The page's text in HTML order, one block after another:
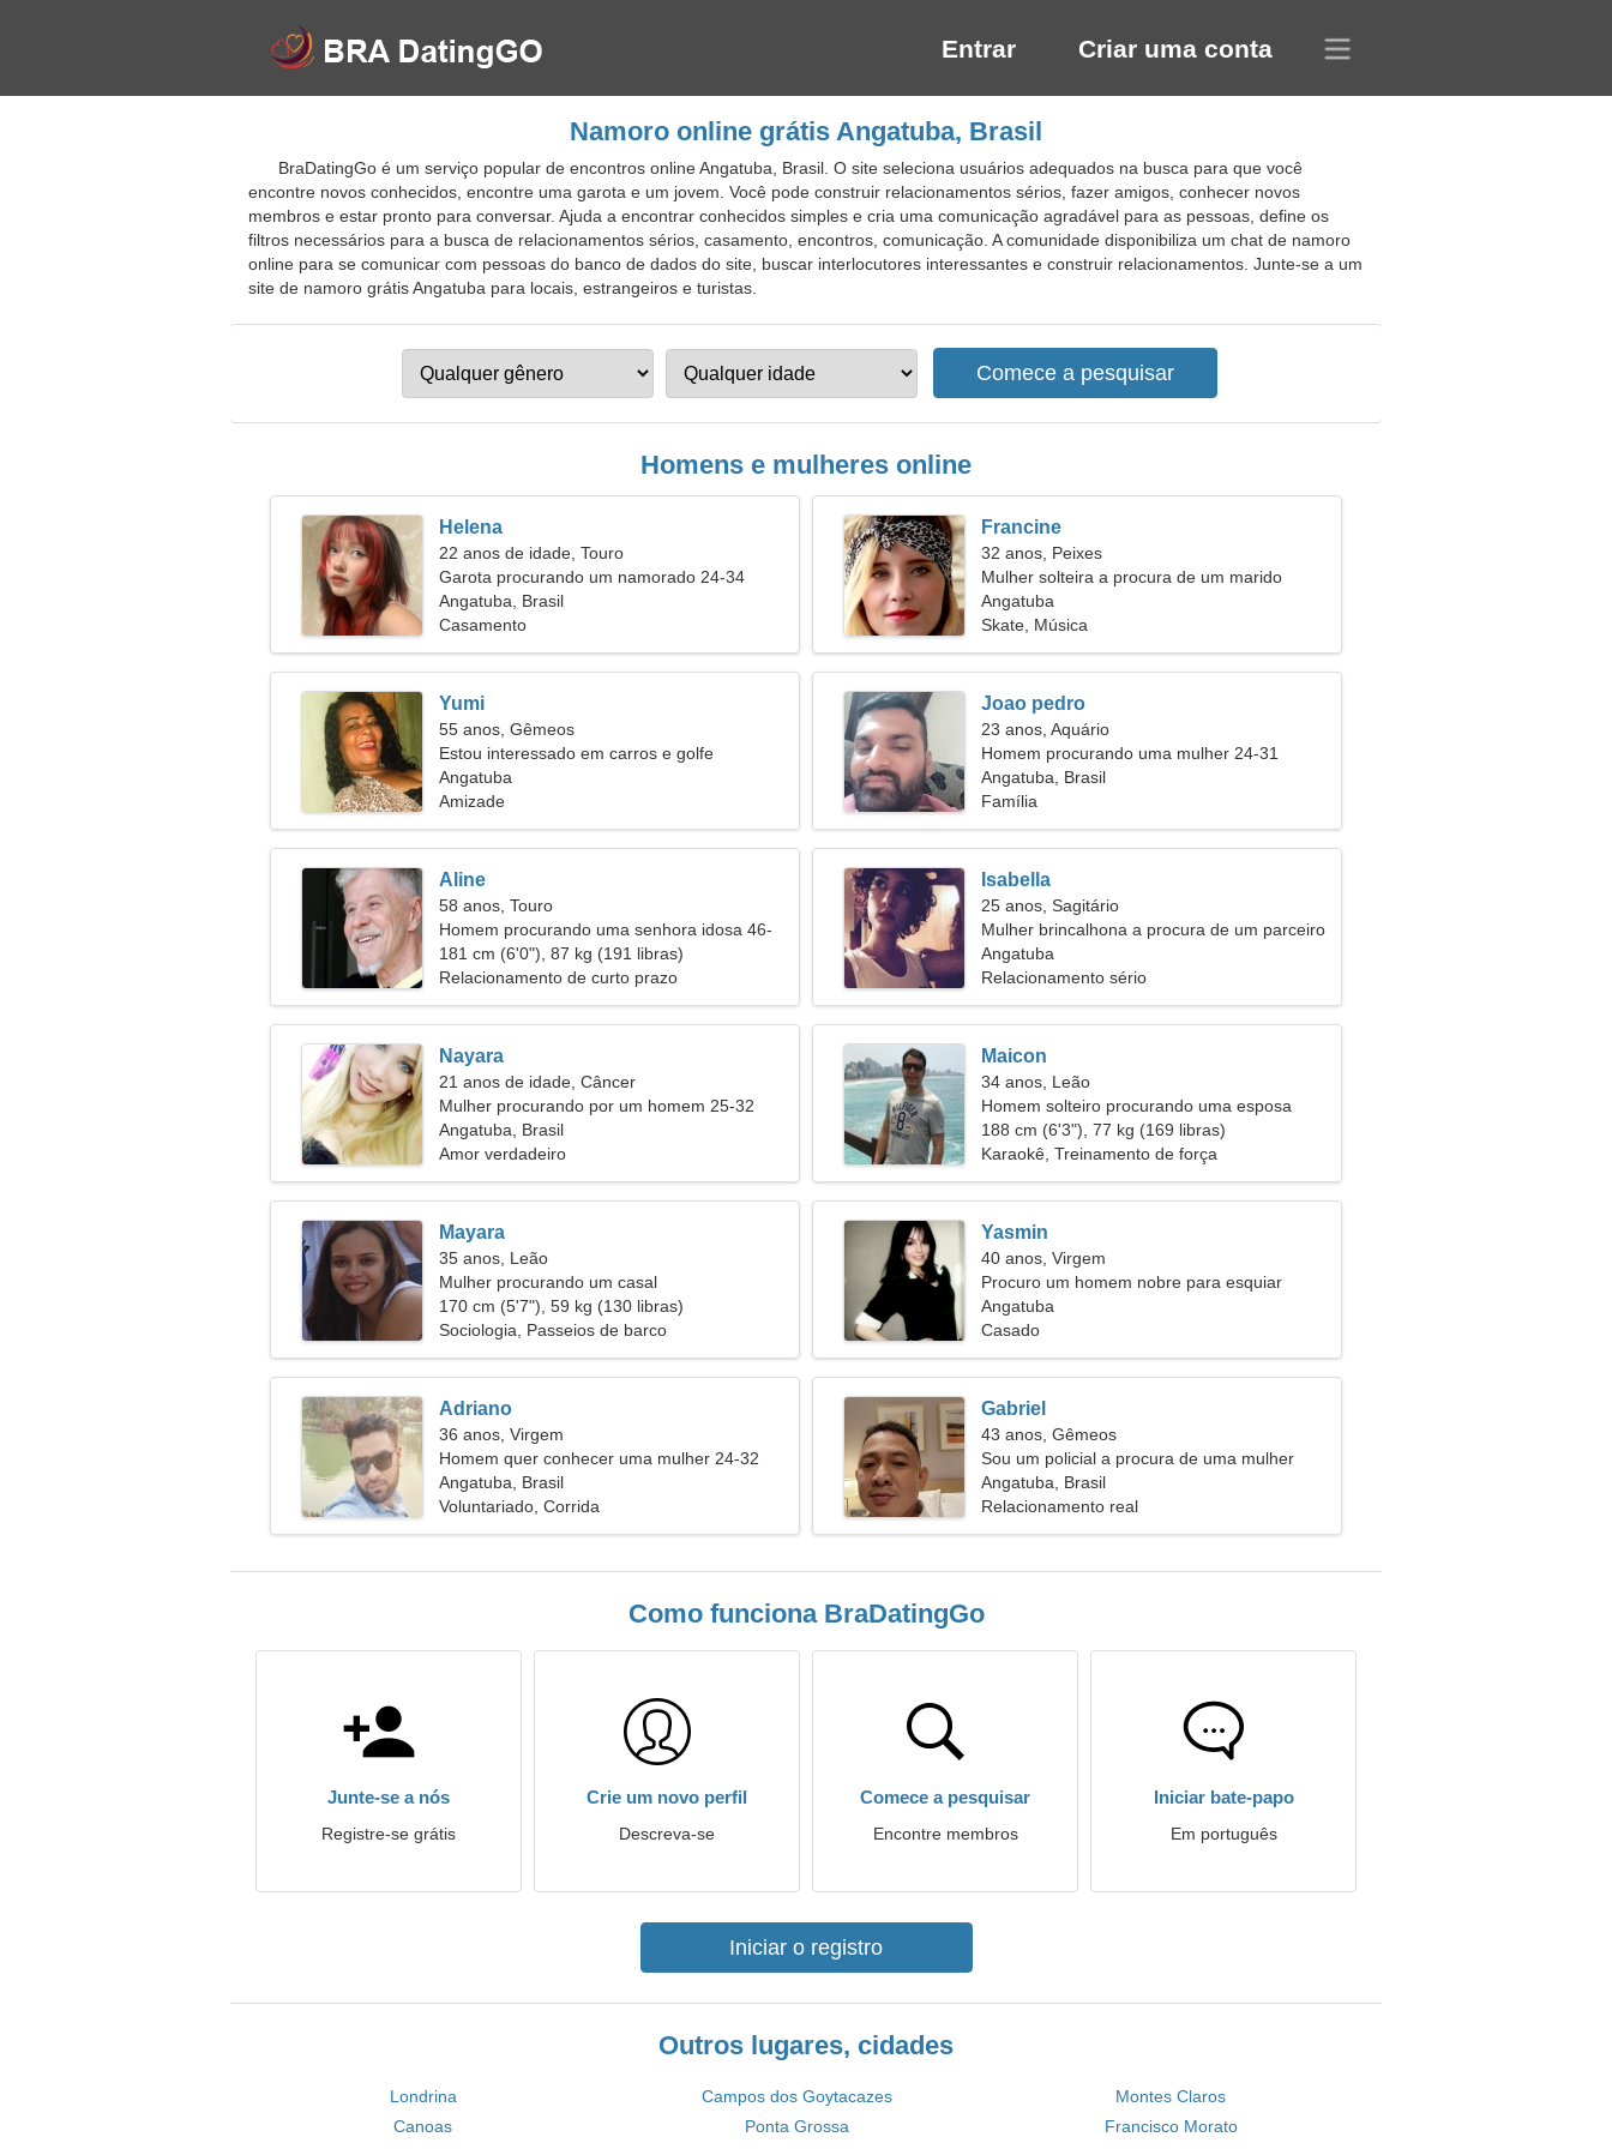
Entrar Criar uma conta
Namoro online grátis Angatuba, Brasil
BraDatingGo é um serviço popular de encontros online Angatuba, Brasil. O site seleciona usuários adequados na busca para que você
encontre novos conhecidos, encontre uma garota e um jovem. Você pode construir relacionamentos sérios, fazer amigos, conhecer novos
membros e estar pronto para conversar. Ajuda a encontrar conhecidos simples e cria uma comunicação agradável para as pessoas, define os
filtros necessários para a busca de relacionamentos sérios, casamento, encontros, comunicação. A comunidade disponibiliza um chat de namoro
online para se comunicar com pessoas do banco de dados do site, buscar interlocutores interessantes e construir relacionamentos. Junte-se a um
site de namoro grátis Angatuba para locais, estrangeiros e turistas.
Homens e mulheres online
Helena
22 anos de idade, Touro
Garota procurando um namorado 24-34
Angatuba, Brasil
Casamento
Francine
32 anos, Peixes
Mulher solteira a procura de um marido
Angatuba
Skate, Música
Yumi
55 anos, Gêmeos
Estou interessado em carros e golfe
Angatuba
Amizade
Joao pedro
23 anos, Aquário
Homem procurando uma mulher 24-31
Angatuba, Brasil
Família
Aline
58 anos, Touro
Homem procurando uma senhora idosa 46-
53
181 cm (6'0"), 87 kg (191 libras)
Relacionamento de curto prazo
Isabella
25 anos, Sagitário
Mulher brincalhona a procura de um parceiro
Angatuba
Relacionamento sério
Nayara
21 anos de idade, Câncer
Mulher procurando por um homem 25-32
Angatuba, Brasil
Amor verdadeiro
Maicon
34 anos, Leão
Homem solteiro procurando uma esposa
188 cm (6'3"), 77 kg (169 libras)
Karaokê, Treinamento de força
Mayara
35 anos, Leão
Mulher procurando um casal
170 cm (5'7"), 59 kg (130 libras)
Sociologia, Passeios de barco
Yasmin
40 anos, Virgem
Procuro um homem nobre para esquiar
juntos
Angatuba
Casado
Adriano
36 anos, Virgem
Homem quer conhecer uma mulher 24-32
Angatuba, Brasil
Voluntariado, Corrida
Gabriel
43 anos, Gêmeos
Sou um policial a procura de uma mulher
habilidosa
Angatuba, Brasil
Relacionamento real
Como funciona BraDatingGo
Junte-se a nós
Registre-se grátis
Crie um novo perfil
Descreva-se
Comece a pesquisar
Encontre membros
Iniciar bate-papo
Em português
Iniciar o registro
Outros lugares, cidades
Londrina Campos dos Goytacazes
Montes Claros
Canoas
Ponta Grossa
Francisco Morato